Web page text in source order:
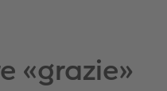
«grazie»